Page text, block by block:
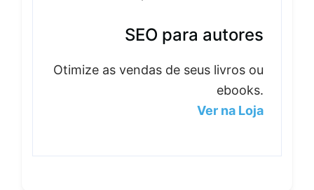
SEO para autores
Otimize as vendas de seus livros ou
ebooks.
Ver na Loja